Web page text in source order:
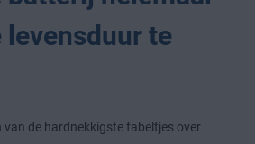
levensduur te
van de hardnekkigste fabeltjes over